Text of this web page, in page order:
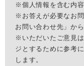
※個人情報を含む内
※お答えが必要なお
お問い合わせ先」か
※いただいたご意見
ジとするために参考
します。